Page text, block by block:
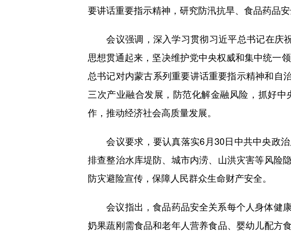
要讲话重要指示精神，研究防汛抗旱、食品药品
会议强调，深入学习贯彻习近平总书记在庆
思想贯通起来，坚决维护党中央权威和集中统一
总书记对内蒙古系列重要讲话重要指示精神和自
三次产业融合发展，防范化解金融风险，抓好
作，推动经济社会高质量发展。
会议要求，要认真落实6月30日中共中央政治
排查整治水库堤防、城市内涝、山洪灾害等风险
防灾避险宣传，保障人民群众生命财产安全。
会议指出，食品药品安全关系每个人身体健
奶果蔬刚需食品和老年人营养食品、婴幼儿配方